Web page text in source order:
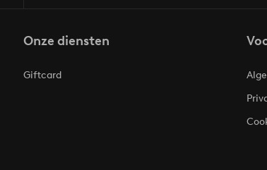
Onze diensten
Giftcard